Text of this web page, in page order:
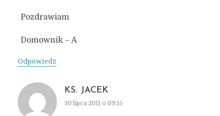
Pozdrawiam
Domownik – A
Odpowiedz
KS. JACEK
30 lipca 2011 o 09:15